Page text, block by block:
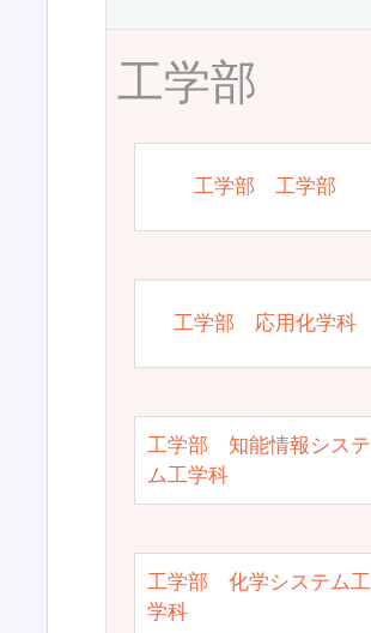
工学部
工学部 工学部
工学部 応用化学科
工学部 知能情報システ
ム工学科
工学部 化学システム工
学科